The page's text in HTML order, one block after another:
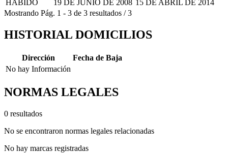
HABIDO 19 DE JUNIO DE 2008 15 DE ABRIL DE 2014
Mostrando Pág. 1 - 3 de 3 resultados /3
HISTORIAL DOMICILIOS
Dirección
Fecha de Baja
No hay Información
NORMAS LEGALES
0 resultados
No se encontraron normas legales relacionadas
No hay marcas registradas